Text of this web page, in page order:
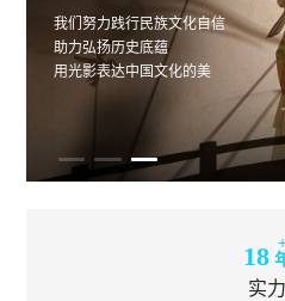
我们努力践行民族文化自信
助力弘扬历史底蕴
用光影表达中国文化的美
吸引更多人加入绿色智慧生活
从探索到表达
微米，始终倡导智慧、环保、舒适的
打破固有认知，
追寻光影艺术的深度表达
努力成为面向世界的高精尖技术趋势
我们努力践行民族文化自信
助力弘扬历史底蕴
用光影表达中国文化的美
吸引更多人加入绿色智慧生活
从探索到表达
微米，始终倡导智慧、环保、舒适的
18
实力